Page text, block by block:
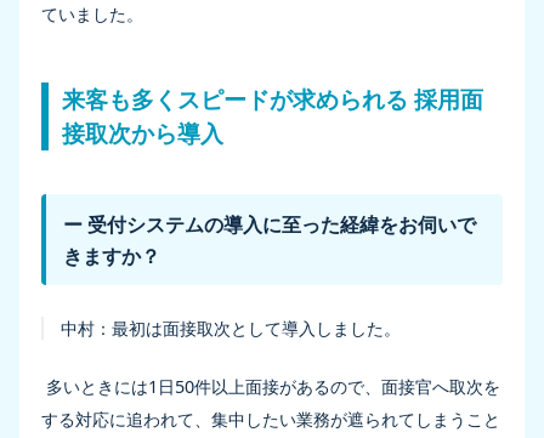
ていました。
来客も多くスピードが求められる 採用面
接取次から導入
ー 受付システムの導入に至った経緯をお伺いで
きますか？
中村：最初は面接取次として導入しました。
多いときには1日50件以上面接があるので、面接官へ取次を
する対応に追われて、集中したい業務が遮られてしまうこと